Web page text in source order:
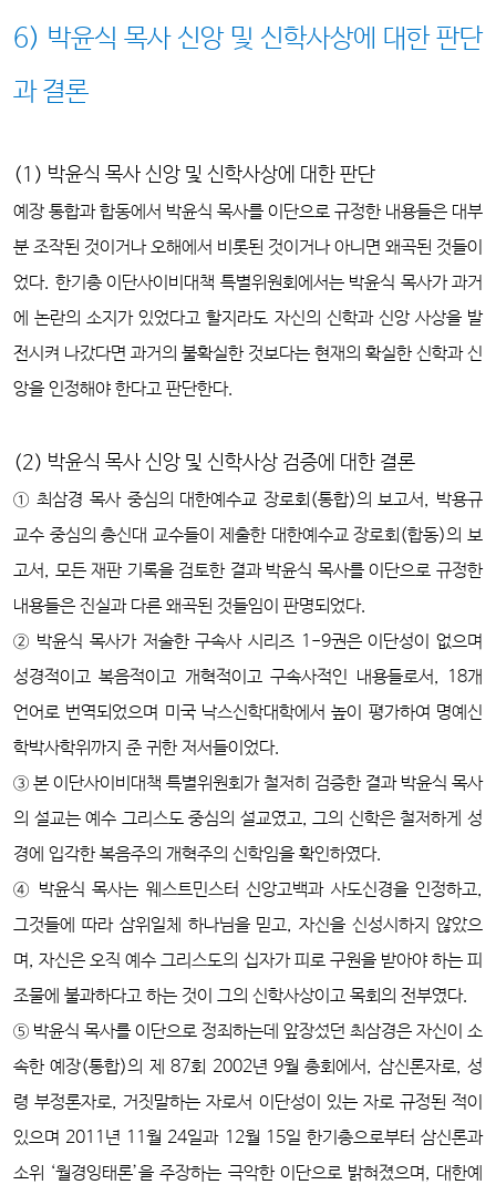
6) 박윤식 목사 신앙 및 신학사상에 대한 판단
과 결론
(1) 박윤식 목사 신앙 및 신학사상에 대한 판단
예장 통합과 합동에서 박윤식 목사를 이단으로 규정한 내용들은 대부
분 조작된 것이거나 오해에서 비롯된 것이거나 아니면 왜곡된 것들이
었다. 한기총 이단사이비대책 특별위원회에서는 박윤식 목사가 과거
에 논란의 소지가 있었다고 할지라도 자신의 신학과 신앙 사상을 발
전시켜 나갔다면 과거의 불확실한 것보다는 현재의 확실한 신학과 신
앙을 인정해야 한다고 판단한다.
(2) 박윤식 목사 신앙 및 신학사상 검증에 대한 결론
① 최삼경 목사 중심의 대한예수교 장로회(통합)의 보고서, 박용규
교수 중심의 총신대 교수들이 제출한 대한예수교 장로회(합동)의 보
고서, 모든 재판 기록을 검토한 결과 박윤식 목사를 이단으로 규정한
내용들은 진실과 다른 왜곡된 것들임이 판명되었다.
② 박윤식 목사가 저술한 구속사 시리즈 1-9권은 이단성이 없으며
성경적이고 복음적이고 개혁적이고 구속사적인 내용들로서, 18개
언어로 번역되었으며 미국 낙스신학대학에서 높이 평가하여 명예신
학박사학위까지 준 귀한 저서들이었다.
③ 본 이단사이비대책 특별위원회가 철저히 검증한 결과 박윤식 목사
의 설교는 예수 그리스도 중심의 설교였고, 그의 신학은 철저하게 성
경에 입각한 복음주의 개혁주의 신학임을 확인하였다.
④ 박윤식 목사는 웨스트민스터 신앙고백과 사도신경을 인정하고,
그것들에 따라 삼위일체 하나님을 믿고, 자신을 신성시하지 않았으
며, 자신은 오직 예수 그리스도의 십자가 피로 구원을 받아야 하는 피
조물에 불과하다고 하는 것이 그의 신학사상이고 목회의 전부였다.
⑤ 박윤식 목사를 이단으로 정죄하는데 앞장섰던 최삼경은 자신이 소
속한 예장(통합)의 제 87회 2002년 9월 총회에서, 삼신론자로, 성
령 부정론자로, 거짓말하는 자로서 이단성이 있는 자로 규정된 적이
있으며 2011년 11월 24일과 12월 15일 한기총으로부터 삼신론과
소위 ‘월경잉태론’을 주장하는 극악한 이단으로 밝혀졌으며, 대한예